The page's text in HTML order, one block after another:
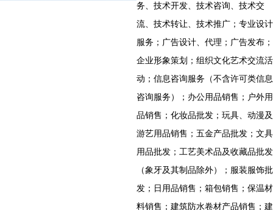
务、技术开发、技术咨询、技术交
流、技术转让、技术推广；专业设计
服务；广告设计、代理；广告发布；
企业形象策划；组织文化艺术交流活
动；信息咨询服务（不含许可类信息
咨询服务）；办公用品销售；户外用
品销售；化妆品批发；玩具、动漫及
游艺用品销售；五金产品批发；文具
用品批发；工艺美术品及收藏品批发
（象牙及其制品除外）；服装服饰批
发；日用品销售；箱包销售；保温材
料销售；建筑防水卷材产品销售；建